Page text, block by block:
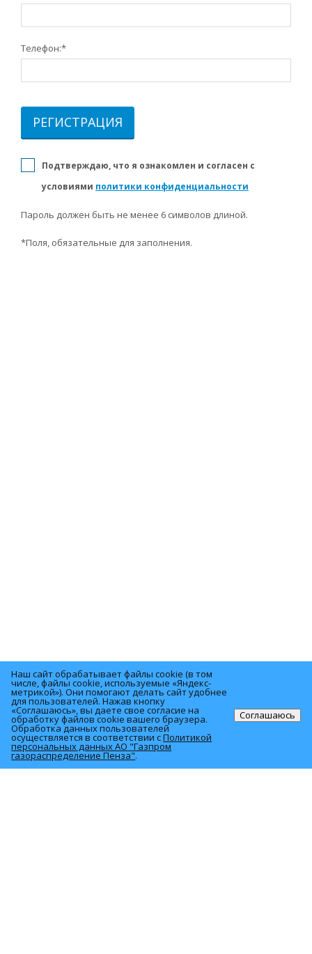
Телефон:*
Подтверждаю, что я ознакомлен и согласен с
условиями политики конфиденциальности
Пароль должен быть не менее 6 символов длиной.
*Поля, обязательные для заполнения.
© 2026 АО «Газпром газораспределение Пенза»
440000, г. Пенза, ул. М.Горького, 50
О компании
Наш сайт обрабатывает файлы cookie (в том
числе, файлы cookie, используемые «Яндекс-
метрикой»). Они помогают делать сайт удобнее
для пользователей. Нажав кнопку
«Соглашаюсь», вы даете свое согласие на
обработку файлов cookie вашего браузера.
Обработка данных пользователей
осуществляется в соответствии сПолитикой
персональных данных АО "Газпром
газораспределение Пенза".
Соглашаюсь